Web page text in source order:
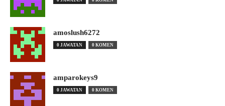
amoslush6272
0 JAWATAN 0 KOMEN
amparokeys9
0 JAWATAN 0 KOMEN